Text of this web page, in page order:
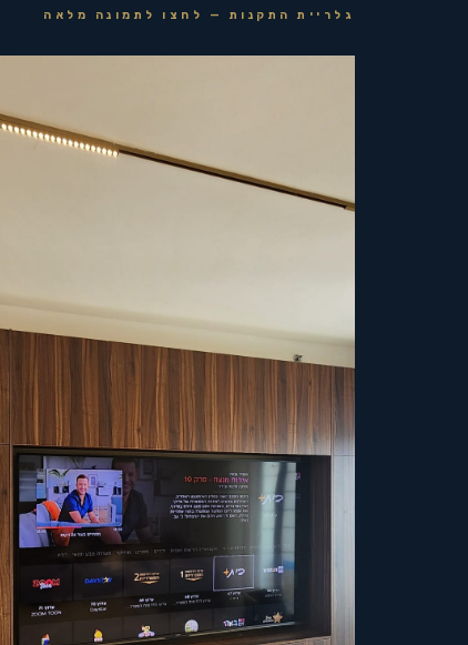
גלריית התקנות — לחצו לתמונה מלאה